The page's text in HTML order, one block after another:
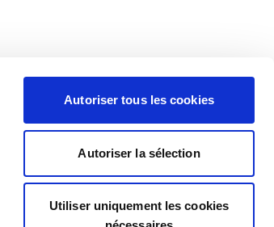
Autoriser tous les cookies
Autoriser la sélection
Utiliser uniquement les cookies